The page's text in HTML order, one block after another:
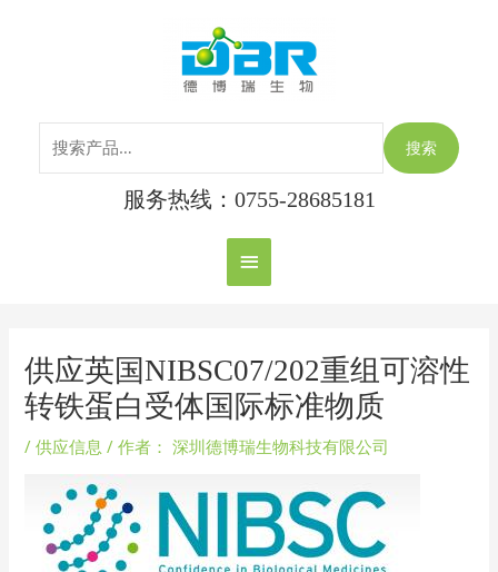
主
菜
单
搜索
服务热线：0755-28685181
供应英国NIBSC07/202重组可溶性
转铁蛋白受体国际标准物质
/供应信息 / 作者： 深圳德博瑞生物科技有限公司